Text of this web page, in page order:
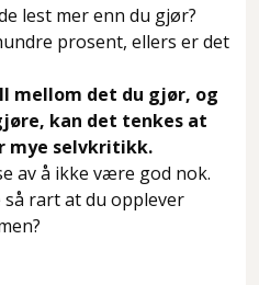
lest mer enn du gjør?
prosent, ellers er det
mellom det du gjør, og
kan det tenkes at
mye selvkritikk.
av å ikke være god nok.
så rart at du opplever